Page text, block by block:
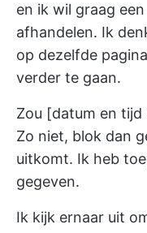
en ik wil graag
afhandelen. Ik
op dezelfde
verder te gaan.
Zou [datum en
Zo niet, blok dan
uitkomt. Ik heb
gegeven.
Ik kijk ernaar uit